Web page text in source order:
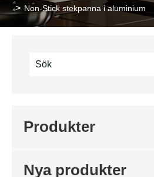
Non-Stick stekpanna i aluminium
Produkter
Nya produkter